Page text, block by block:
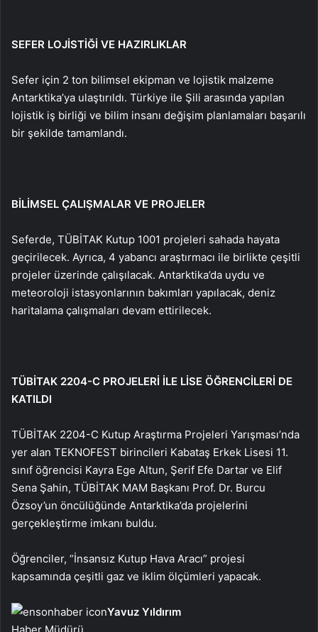
SEFER LOJİSTİĞİ VE HAZIRLIKLAR
Sefer için 2 ton bilimsel ekipman ve lojistik malzeme
Antarktika’ya ulaştırıldı. Türkiye ile Şili arasında yapılan
lojistik iş birliği ve bilim insanı değişim planlamaları başarılı
bir şekilde tamamlandı.
BİLİMSEL ÇALIŞMALAR VE PROJELER
Seferde, TÜBİTAK Kutup 1001 projeleri sahada hayata
geçirilecek. Ayrıca, 4 yabancı araştırmacı ile birlikte çeşitli
projeler üzerinde çalışılacak. Antarktika’da uydu ve
meteoroloji istasyonlarının bakımları yapılacak, deniz
haritalama çalışmaları devam ettirilecek.
TÜBİTAK 2204-C PROJELERİ İLE LİSE ÖĞRENCİLERİ DE
KATILDI
TÜBİTAK 2204-C Kutup Araştırma Projeleri Yarışması’nda
yer alan TEKNOFEST birincileri Kabataş Erkek Lisesi 11.
sınıf öğrencisi Kayra Ege Altun, Şerif Efe Dartar ve Elif
Sena Şahin, TÜBİTAK MAM Başkanı Prof. Dr. Burcu
Özsoy’un öncülüğünde Antarktika’da projelerini
gerçekleştirme imkanı buldu.
Öğrenciler, “İnsansız Kutup Hava Aracı” projesi
kapsamında çeşitli gaz ve iklim ölçümleri yapacak.
Yavuz Yıldırım